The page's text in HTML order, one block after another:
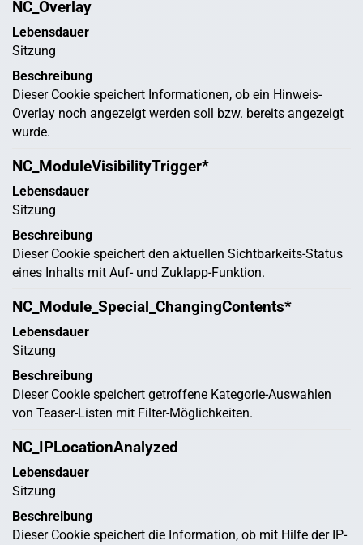
NC_Overlay
Lebensdauer
Sitzung
Beschreibung
Dieser Cookie speichert Informationen, ob ein Hinweis-
Overlay noch angezeigt werden soll bzw. bereits angezeigt
wurde.
NC_ModuleVisibilityTrigger*
Lebensdauer
Sitzung
Beschreibung
Dieser Cookie speichert den aktuellen Sichtbarkeits-Status
eines Inhalts mit Auf- und Zuklapp-Funktion.
NC_Module_Special_ChangingContents*
Lebensdauer
Sitzung
Beschreibung
Dieser Cookie speichert getroffene Kategorie-Auswahlen
von Teaser-Listen mit Filter-Möglichkeiten.
NC_IPLocationAnalyzed
Lebensdauer
Sitzung
Beschreibung
Dieser Cookie speichert die Information, ob mit Hilfe der IP-